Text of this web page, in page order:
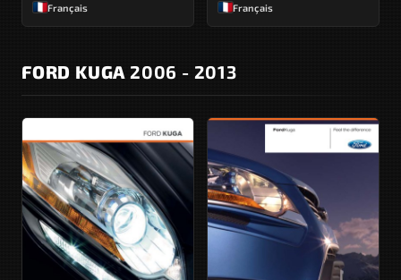
Français Français
FORD KUGA 2006 - 2013